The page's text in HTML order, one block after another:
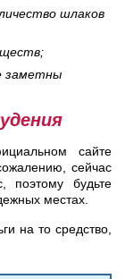
шлаков
заметны
сайте
сейчас
поэтому будьте
местах.
на то средство,